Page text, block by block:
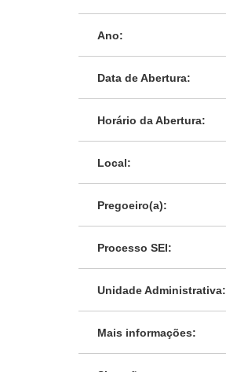
Ano:
Data de Abertura:
Horário da Abertura:
Local:
Pregoeiro(a):
Processo SEI:
Unidade Administrativa:
Mais informações: